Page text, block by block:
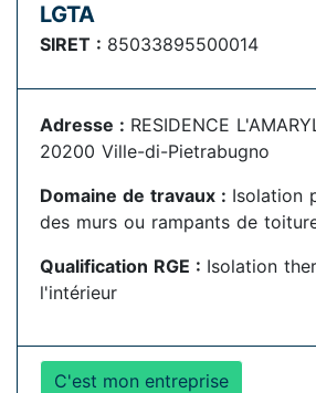
LGTA
SIRET : 85033895500014
Adresse : RESIDENCE
20200 Ville-di-Pietrabugno
Domaine de travaux : Isolation
des murs ou rampants de
Qualification RGE : Isolation
l'intérieur
C'est mon entreprise